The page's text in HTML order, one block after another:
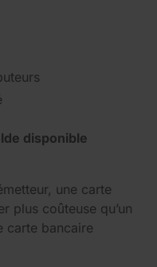
disponible
une carte
plus coûteuse qu’un
carte bancaire